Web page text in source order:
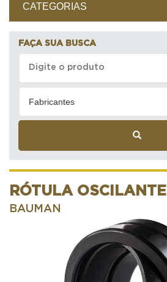
CATEGORIAS
FAÇA SUA BUSCA
Fabricantes
RÓTULA OSCILANTE
BAUMAN